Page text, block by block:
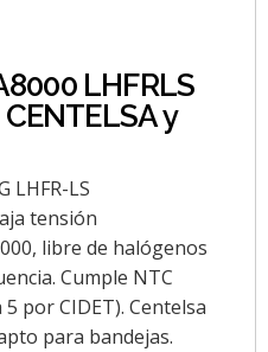
LHFRLS
y
LHFR-LS
tensión
libre de halógenos
Cumple NTC
5 por CIDET). Centelsa
para bandejas.